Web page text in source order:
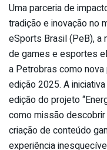
Uma parceria de
tradição e inovação no
eSports Brasil (PeB), a
de games e esportes
a Petrobras como
edição 2025. A
edição do projeto
como missão
criação de conteúdo
experiência